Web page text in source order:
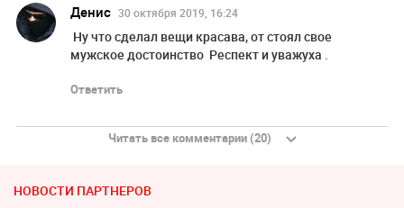
Денис 30 октября 2019, 16:24
Ну что сделал вещи красава, от стоял свое
мужское достоинство Респект и уважуха .
Ответить
Читать все комментарии (20)
НОВОСТИ ПАРТНЕРОВ